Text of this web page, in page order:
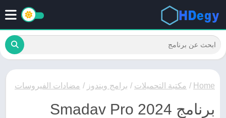
Home
/ مكتبة التحميلات / برامج ويندوز / مضادات الفيروسات
برنامج Smadav Pro 2024